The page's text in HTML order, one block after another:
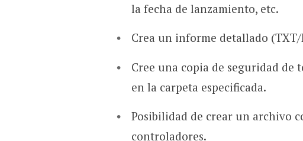
la fecha de lanzamiento, etc.
Crea un informe detallado
Cree una copia de seguridad de
en la carpeta especificada.
Posibilidad de crear un archivo
controladores.